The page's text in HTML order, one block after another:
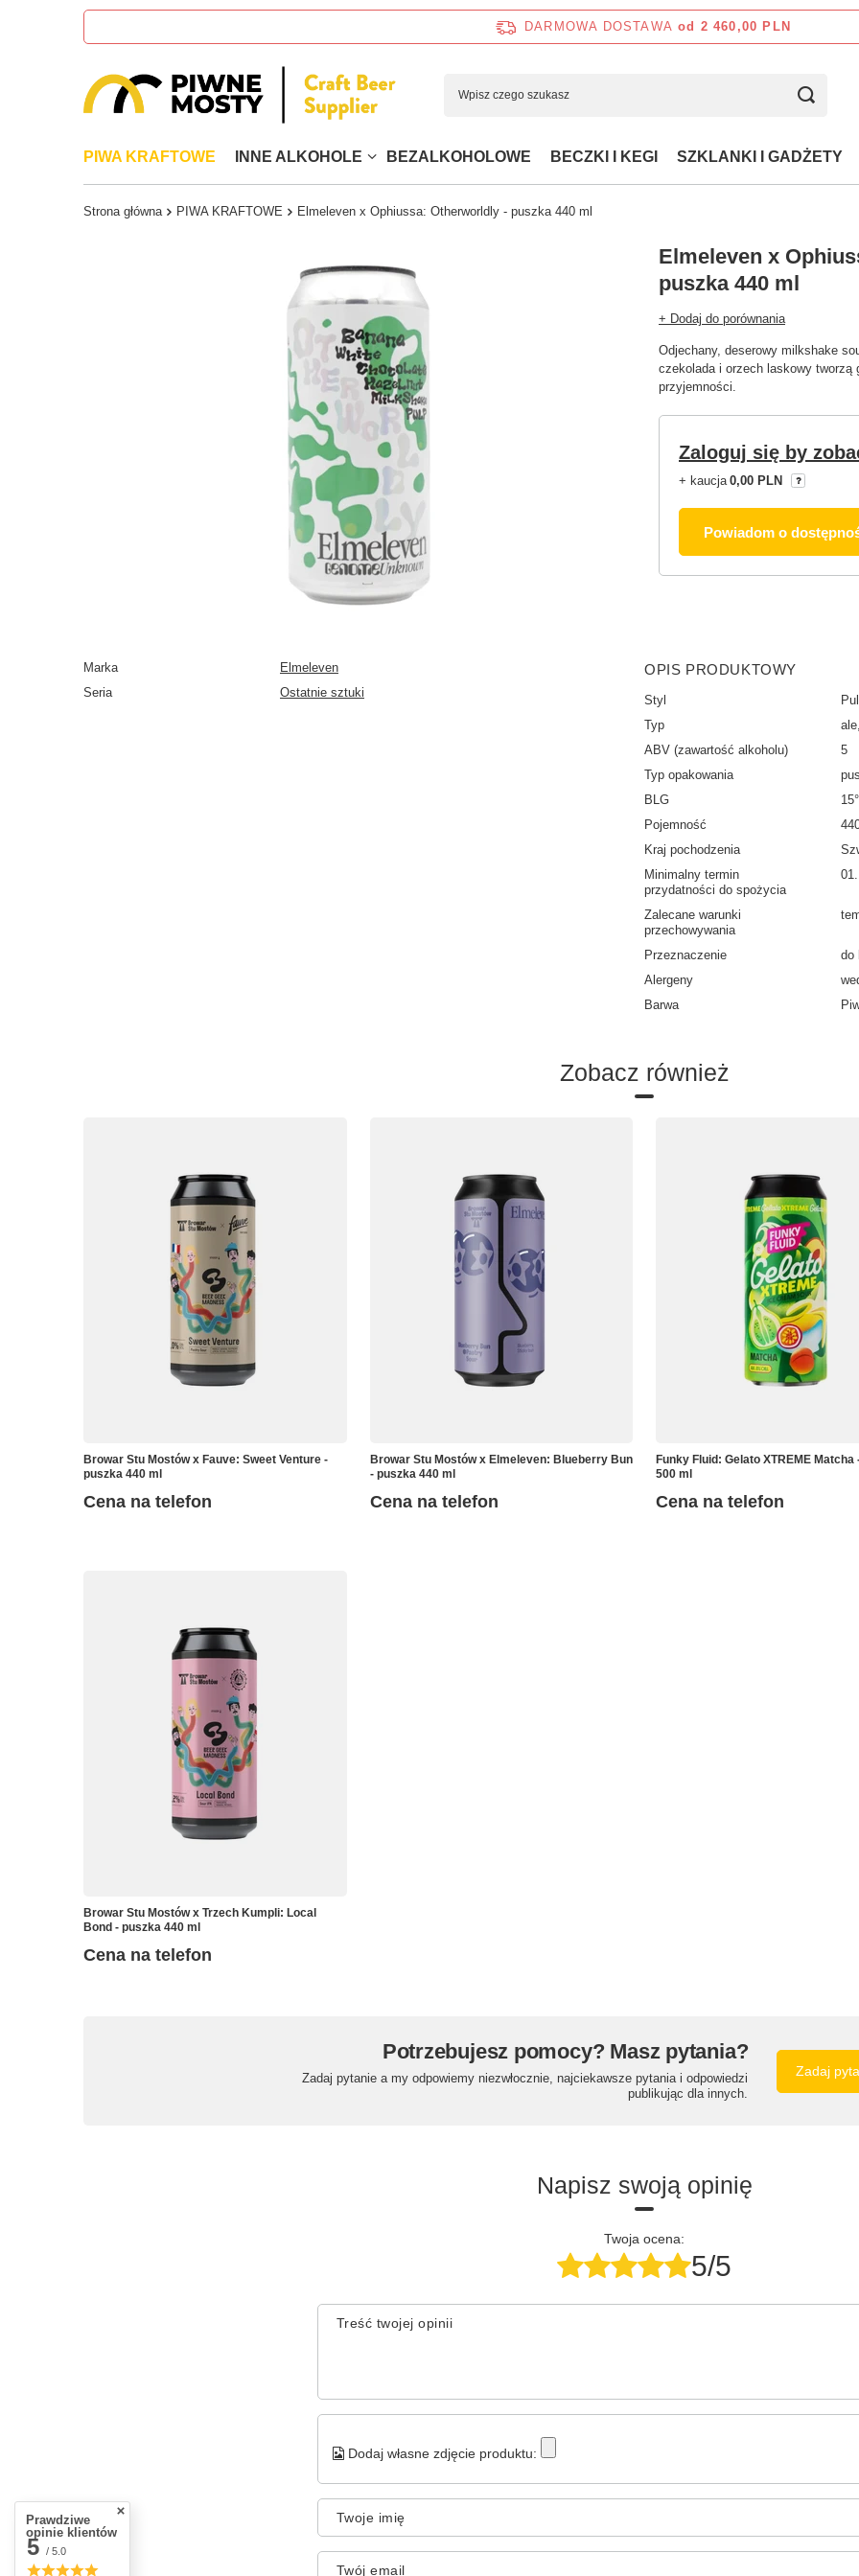
DARMOWA DOSTAWA od 2 460,00 PLN
PIWA KRAFTOWE INNE ALKOHOLE BEZALKOHOLOWE BECZKI I KEGI SZKLANKI I GADŻETY
Strona główna PIWA KRAFTOWE Elmeleven x Ophiussa: Otherworldly - puszka 440 ml
Elmeleven x
puszka 440 ml
+ Dodaj do porównania
Odjechany, deserowy milkshake
czekolada i orzech laskowy tworzą
przyjemności.
Zaloguj się by
+ kaucja 0,00 PLN
Powiadom o
Marka
Elmeleven
Seria
Ostatnie sztuki
OPIS PRODUKTOWY
Styl
Typ
ABV (zawartość alkoholu)
5
Typ opakowania
BLG
15°
Pojemność
Kraj pochodzenia
Minimalny termin
przydatności do spożycia
Zalecane warunki
przechowywania
Przeznaczenie
do
Alergeny
Barwa
Zobacz również
Browar Stu Mostów x Fauve: Sweet Venture -
puszka 440 ml
Cena na telefon
Browar Stu Mostów x Elmeleven: Blueberry Bun
- puszka 440 ml
Cena na telefon
Funky Fluid: Gelato XTREME Matcha
500 ml
Cena na telefon
Browar Stu Mostów x Trzech Kumpli: Local
Bond - puszka 440 ml
Cena na telefon
Potrzebujesz pomocy? Masz pytania?
Zadaj pytanie a my odpowiemy niezwłocznie, najciekawsze pytania i odpowiedzi
publikując dla innych.
Zadaj
Napisz swoją opinię
Twoja ocena:
5/5
Treść twojej opinii
Dodaj własne zdjęcie produktu:
Twoje imię
Twój email
Prawdziwe
opinie klientów
5 / 5.0